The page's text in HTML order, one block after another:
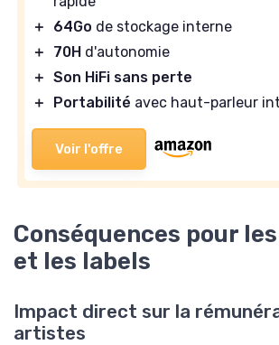
＋
64Go de stockage interne
＋
70H d'autonomie
＋ Son HiFi sans perte
＋
Portabilité avec haut-parleur
Voir l'offre
Conséquences pour
et les labels
Impact direct sur la
artistes